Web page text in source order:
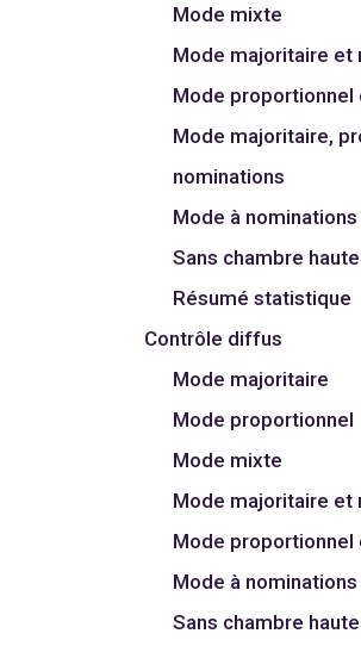
Mode mixte
Mode majoritaire et
Mode proportionnel
Mode majoritaire,
nominations
Mode à nominations
Sans chambre haute
Résumé statistique
Contrôle diffus
Mode majoritaire
Mode proportionnel
Mode mixte
Mode majoritaire et
Mode proportionnel
Mode à nominations
Sans chambre haute